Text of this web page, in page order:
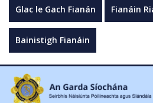
Glac le Gach Fianán Fianáin
Bainistigh Fianáin